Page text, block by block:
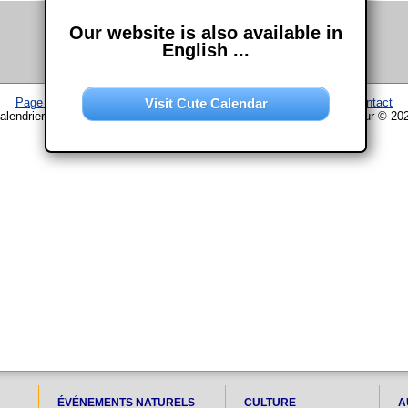
Page d'accueil Calendrier–Plan du site–Mentions légales
Contact
www.chouette-calendrier.com • 13. Juillet 2030 – droit d'auteur ©
ÉVÉNEMENTS NATURELS CULTURE
Our website is also available in
English ...
Visit Cute Calendar